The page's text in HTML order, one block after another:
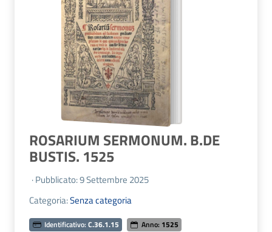
ROSARIUM SERMONUM. B.DE
BUSTIS. 1525
· Pubblicato: 9 Settembre 2025
Categoria:Senza categoria
Identificativo: C.36.1.15 Anno: 1525